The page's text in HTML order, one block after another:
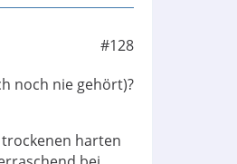
#128
noch nie gehört)?
harten